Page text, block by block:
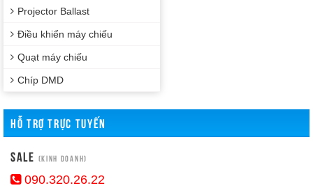
Projector Ballast
Điều khiển máy chiếu
Quạt máy chiếu
Chíp DMD
HỖ TRỢ TRỰC TUYẾN
Sale (Kinh doanh)
090.320.26.22